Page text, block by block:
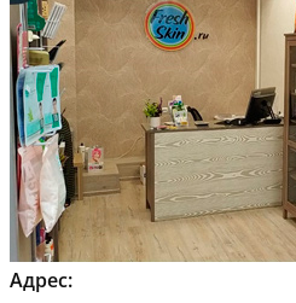
Адрес: